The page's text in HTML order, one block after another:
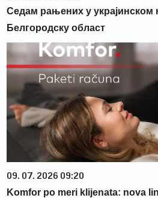
Седам рањених у украјинском
Белгородску област
09. 07. 2026 09:20
Komfor po meri klijenata: nova